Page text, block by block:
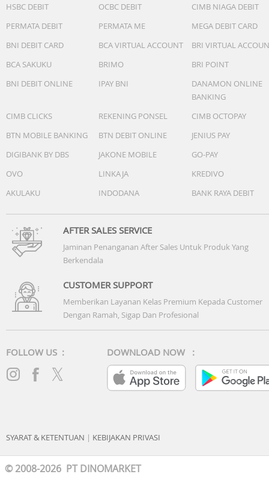
HSBC DEBIT
OCBC DEBIT
CIMB NIAGA DEBIT
PERMATA DEBIT
PERMATA ME
MEGA DEBIT CARD
BNI DEBIT CARD
BCA VIRTUAL ACCOUNT
BRI VIRTUAL
BCA SAKUKU
BRIMO
BRI POINT
BNI DEBIT ONLINE
IPAY BNI
DANAMON ONLINE
BANKING
CIMB CLICKS
REKENING PONSEL
CIMB OCTOPAY
BTN MOBILE BANKING
BTN DEBIT ONLINE
JENIUS PAY
DIGIBANK BY DBS
JAKONE MOBILE
GO-PAY
OVO
LINKAJA
KREDIVO
AKULAKU
INDODANA BANK RAYA DEBIT
AFTER SALES SERVICE
Jaminan Penanganan After Sales Untuk Produk Yang
Berkendala
CUSTOMER SUPPORT
Memberikan Layanan Kelas Premium Kepada Customer
Dengan Ramah, Sigap Dan Profesional
FOLLOW US : DOWNLOAD NOW :
SYARAT & KETENTUAN | KEBIJAKAN PRIVASI
© 2008-2026 PT DINOMARKET